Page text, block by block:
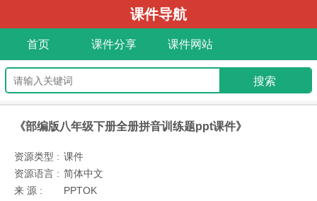
课件导航
首页 课件分享 课件网站
《部编版八年级下册全册拼音训练题ppt课件》
资源类型 : 课件
资源语言 : 简体中文
来 源 :
PPTOK